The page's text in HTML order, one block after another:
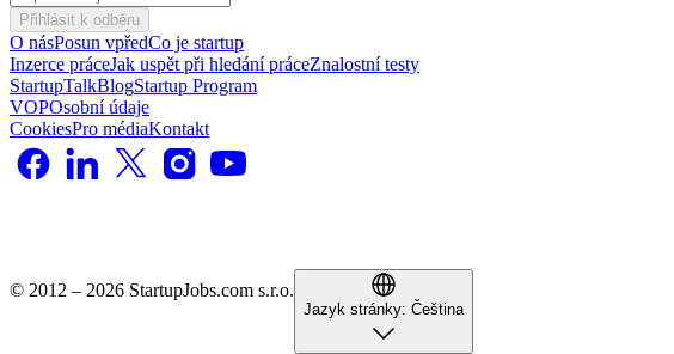
Přihlásit k odběru
O násPosun vpředCo je startup
Inzerce práceJak uspět při hledání práceZnalostní testy
StartupTalkBlogStartup Program
VOPOsobní údaje
CookiesPro médiaKontakt
© 2012 – 2026 StartupJobs.com s.r.o.
Jazyk stránky: Čeština